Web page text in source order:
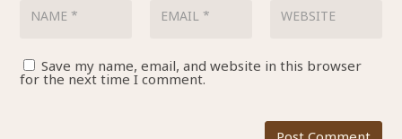
Save my name, email, and website in this browser
for the next time I comment.